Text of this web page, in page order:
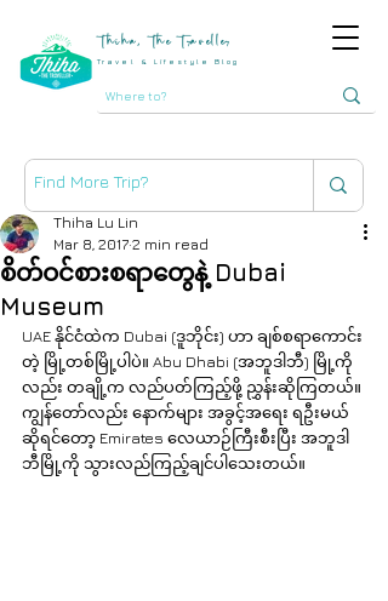
Thiha, The Traveller
Travel & Lifestyle Blog
စိတ်ဝင်စားစရာတွေနဲ့ Dubai
Museum
Thiha Lu Lin
Mar 8, 2017 2 min read
UAE နိုင်ငံထဲက Dubai (ဒူဘိုင်း) ဟာ ချစ်စရာကောင်း
တဲ့ မြို့တစ်မြို့ပါပဲ။ Abu Dhabi (အဘူဒါဘီ) မြို့ကို
လည်း တချို့က လည်ပတ်ကြည့်ဖို့ ညွှန်းဆိုကြတယ်။
ကျွန်တော်လည်း နောက်များ အခွင့်အရေး ရဦးမယ်
ဆိုရင်တော့ Emirates လေယာဉ်ကြီးစီးပြီး အဘူဒါ
ဘီမြို့ကို သွားလည်ကြည့်ချင်ပါသေးတယ်။